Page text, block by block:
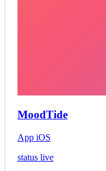
MoodTide
App iOS
status live